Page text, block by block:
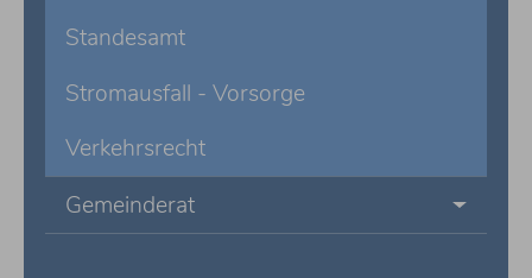
Standesamt
Stromausfall - Vorsorge
Verkehrsrecht
Gemeinderat